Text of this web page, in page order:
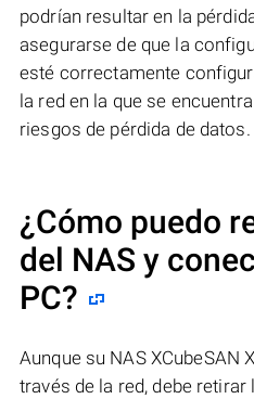
podrían resultar en la
asegurarse de que la
esté correctamente
la red en la que se
riesgos de pérdida de datos.
¿Cómo puedo
del NAS y
PC?
Aunque su NAS XCubeSAN
través de la red, debe